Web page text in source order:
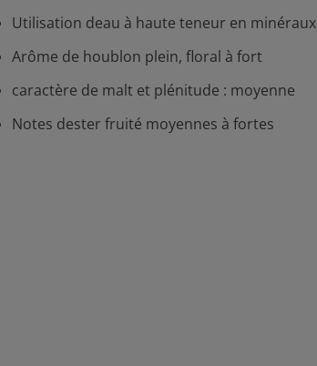
Utilisation deau à haute teneur en minéraux
Arôme de houblon plein, floral à fort
caractère de malt et plénitude : moyenne
Notes dester fruité moyennes à fortes